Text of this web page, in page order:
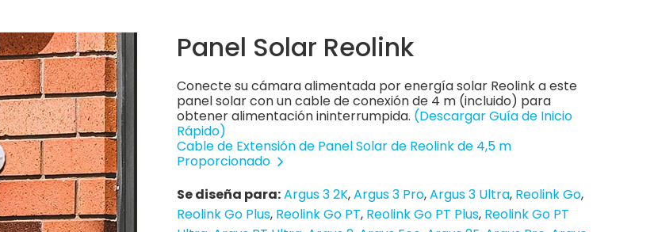
Panel Solar Reolink
Conecte su cámara alimentada por energía solar Reolink a este
panel solar con un cable de conexión de 4 m (incluido) para
obtener alimentación ininterrumpida. (Descargar Guía de Inicio
Rápido)
Cable de Extensión de Panel Solar de Reolink de 4,5 m
Proporcionado
Se diseña para:Argus 3 2K Argus 3 Pro Argus 3 Ultra Reolink Go
Reolink Go Plus Reolink Go PT Reolink Go PT Plus Reolink Go PT